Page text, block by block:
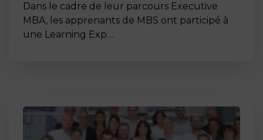
Dans le cadre de leur parcours Executive
MBA, les apprenants de MBS ont participé à
une Learning Exp…